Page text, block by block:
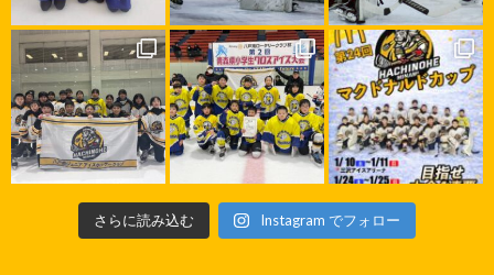
さらに読み込む Instagram でフォロー